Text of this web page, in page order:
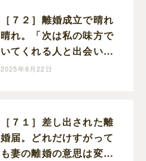
［７２］離婚成立で晴れ
晴れ。「次は私の味方で
いてくれる人と出会いた
い」と前を向く。クセ強
2025年8月22日
［７１］差し出された離
婚届。どれだけすがって
も妻の離婚の意思は変わ